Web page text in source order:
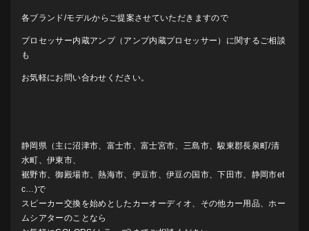
各ブランド/モデルからご提案させていただきますので
プロセッサー内蔵アンプ（アンプ内蔵プロセッサー）に関するご相談
も
お気軽にお問い合わせください。
静岡県（主に沼津市、富士市、富士宮市、三島市、駿東郡長泉町/清
水町、伊東市、
裾野市、御殿場市、熱海市、伊豆市、伊豆の国市、下田市、静岡市et
c…)で
スピーカー交換を始めとしたカーオーディオ、その他カー用品、ホー
ムシアターのことなら